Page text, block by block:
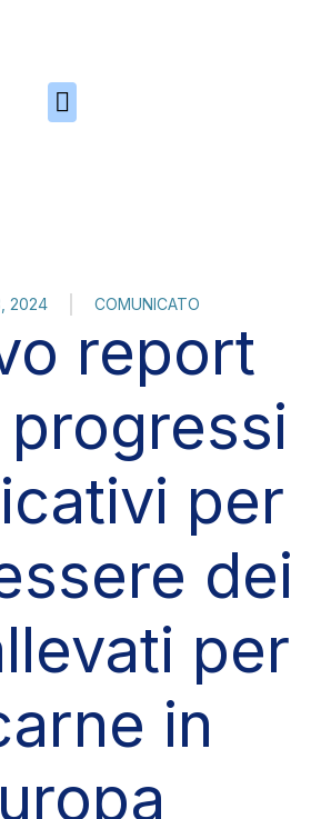
2024 COMUNICATO
report
per
dei
per
in